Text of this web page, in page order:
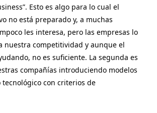
Esto es algo para lo cual el
no está preparado y, a muchas
les interesa, pero las empresas lo
nuestra competitividad y aunque el
no es suficiente. La segunda es
compañías introduciendo modelos
con criterios de